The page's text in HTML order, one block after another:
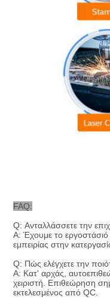
FAQ:
Q: Ανταλλάσσετε την
Α: Έχουμε το
εμπειρίας στην
Q: Πώς ελέγχετε την
Α: Κατ' αρχάς,
χειριστή. Επιθεώρηση
εκτελεσμένος από QC.